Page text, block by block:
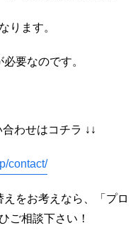
ります。
要なのです。
わせはコチラ ↓↓
contact/
をお考えなら、「プロ
ご相談下さい！